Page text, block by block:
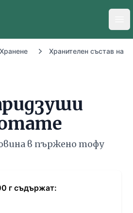
Хранене Хранителен състав на
в пържено тофу
г съдържат: